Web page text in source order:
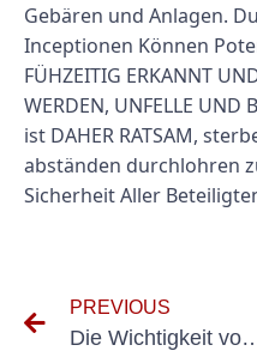
Gebären und Anlagen.
Inceptionen Können
FÜHZEITIG ERKANNT
WERDEN, UNFELLE UND
ist DAHER RATSAM,
abständen durchlohren
Sicherheit Aller
PREVIOUS
Die Wichtigkeit von